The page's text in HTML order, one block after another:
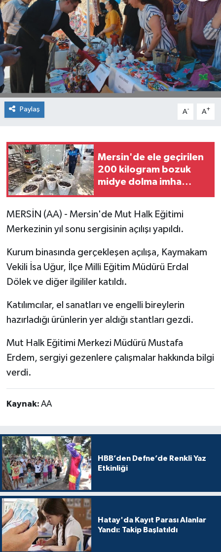
Paylaş A- A+
Mersin'de ele geçirilen
200 kilogram bozuk
midye dolma imha
MERSİN (AA) - Mersin'de Mut Halk Eğitimi
Merkezinin yıl sonu sergisinin açılışı yapıldı.
Kurum binasında gerçekleşen açılışa, Kaymakam
Vekili İsa Uğur, İlçe Milli Eğitim Müdürü Erdal
Dölek ve diğer ilgililer katıldı.
Katılımcılar, el sanatları ve engelli bireylerin
hazırladığı ürünlerin yer aldığı stantları gezdi.
Mut Halk Eğitimi Merkezi Müdürü Mustafa
Erdem, sergiyi gezenlere çalışmalar hakkında bilgi
verdi.
Kaynak: AA
HBB’den Defne’de Renkli Yaz
Etkinliği
Hatay'da Kayıt Parası Alanlar
Yandı: Takip Başlatıldı